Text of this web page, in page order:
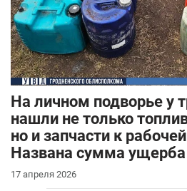
На личном подворье у
нашли не только
но и запчасти к
Названа сумма ущерба
17 апреля 2026